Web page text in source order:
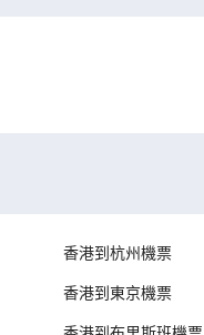
香港到杭州機票
香港到東京機票